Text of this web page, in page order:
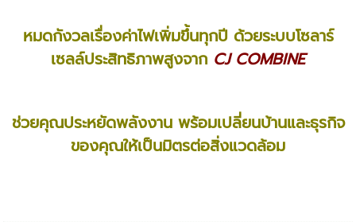
หมดกังวลเรื่องค่าไฟเพิ่มขึ้นทุกปี ด้วยระบบโซลาร์
เซลล์ประสิทธิภาพสูงจาก CJ COMBINE
ช่วยคุณประหยัดพลังงาน พร้อมเปลี่ยนบ้านและธุรกิจ
ของคุณให้เป็นมิตรต่อสิ่งแวดล้อม